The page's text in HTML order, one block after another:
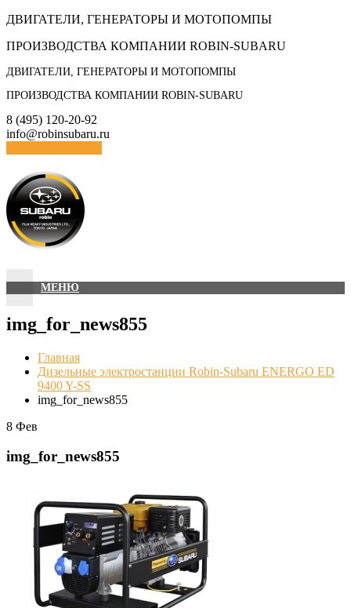
Skip
content
ДВИГАТЕЛИ, ГЕНЕРАТОРЫ И МОТОПОМПЫ
ПРОИЗВОДСТВА КОМПАНИИ ROBIN-SUBARU
ДВИГАТЕЛИ, ГЕНЕРАТОРЫ И МОТОПОМПЫ
ПРОИЗВОДСТВА КОМПАНИИ ROBIN-SUBARU
8 (495) 120-20-92
info@robinsubaru.ru
МЕНЮ
img_for_news855
Главная
Дизельные электростанции Robin-Subaru ENERGO ED
9400 Y-SS
img_for_news855
8 Фев
img_for_news855